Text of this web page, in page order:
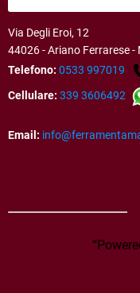
Via Degli Eroi, 12
44026 - Ariano Ferrarese -
Telefono: 0533 997019
Cellulare: 339 3606492
Email: